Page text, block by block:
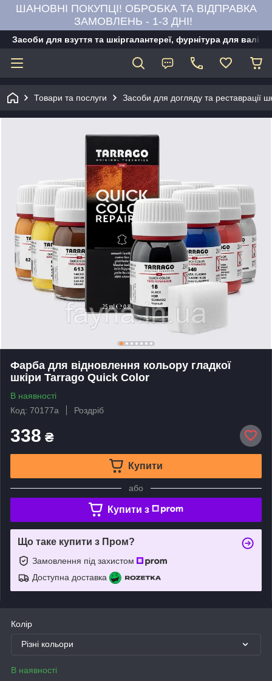
ШАНОВНІ ПОКУПЦІ! ОБРОБКА ТА ВІДПРАВКА
ЗАМОВЛЕНЬ - 1-3 ДНІ!
Засоби для взуття та шкіргалантереї, фурнітура для
Товари та послуги Засоби для догляду та реставрації
Фарба для відновлення кольору гладкої
шкіри Tarrago Quick Color
В наявності
Код: 70177а
Роздріб
338 ₴
Купити
або
Купити з
Що таке купити з Пром?
Замовлення під захистом
Доступна доставка
Колір
Різні кольори
В наявності